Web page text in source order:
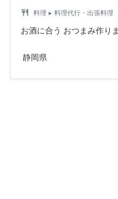
restaurant 料理 ▸ 料理代行・出張料理
お酒に合う おつまみ作り
静岡県